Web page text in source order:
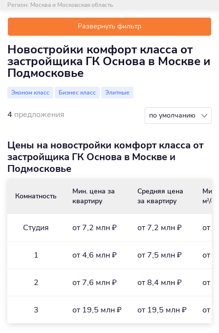
Регион: Москва и Московская область
Развернуть фильтр
Новостройки комфорт класса от
застройщика ГК Основа в Москве и
Подмосковье
Эконом класс Бизнес класс Элитные
4 предложения по умолчанию
Цены на новостройки комфорт класса от
застройщика ГК Основа в Москве и
Подмосковье
Комнатность
Мин. цена за
квартиру
Средняя цена
за квартиру
Мин.
м2/₽
Студия от 7,2 млн ₽ от 7,2 млн ₽ от
1 от 4,6 млн ₽ от 7,5 млн ₽ от
2 от 7,6 млн ₽ от 8,4 млн ₽ от
3 от 19,5 млн ₽ от 19,5 млн ₽ от